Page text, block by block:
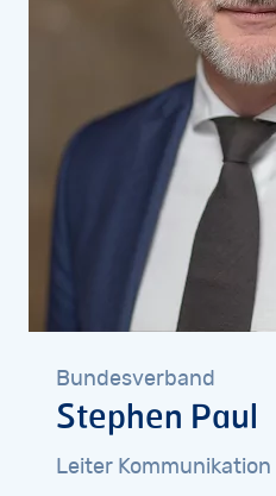
Bundesverband
Stephen Paul
Leiter Kommunikation